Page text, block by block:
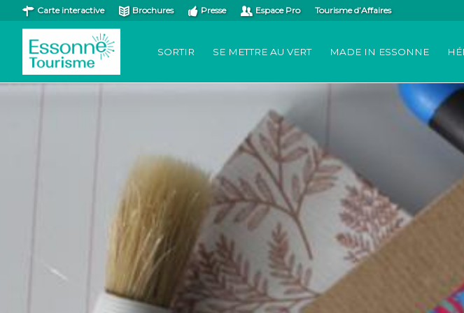
Carte interactive Brochures Presse Espace Pro Tourisme d’Affaires
SORTIR SE METTRE AU VERT MADE IN ESSONNE